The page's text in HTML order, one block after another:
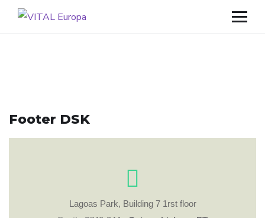
Footer DSK
Lagoas Park, Building 7 1rst floor